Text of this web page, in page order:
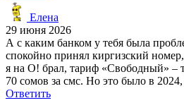
Елена
29 июня 2026
А с каким банком у тебя была
спокойно принял киргизский
я на О! брал, тариф «Свободный» –
70 сомов за смс. Но это было в
Ответить